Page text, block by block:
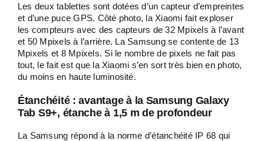
Les deux tablettes sont dotées d’un capteur d’empreintes
et d’une puce GPS. Côté photo, la Xiaomi fait exploser
les compteurs avec des capteurs de 32 Mpixels à l’avant
et 50 Mpixels à l’arrière. La Samsung se contente de 13
Mpixels et 8 Mpixels. Si le nombre de pixels ne fait pas
tout, le fait est que la Xiaomi s’en sort très bien en photo,
du moins en haute luminosité.
Étanchéité : avantage à la Samsung Galaxy
Tab S9+, étanche à 1,5 m de profondeur
La Samsung répond à la norme d’étanchéité IP 68 qui